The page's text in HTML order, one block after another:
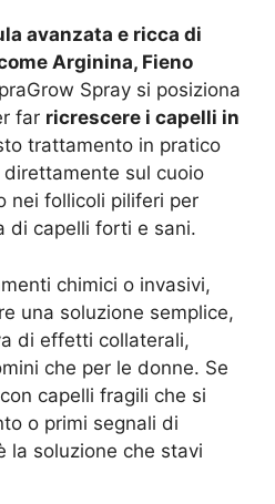
avanzata e ricca di
Arginina, Fieno
Spray si posiziona
far ricrescere i capelli in
trattamento in pratico
sul cuoio
nei follicoli piliferi per
di capelli forti e sani.
chimici o invasivi,
una soluzione semplice,
di effetti collaterali,
che per le donne. Se
capelli fragili che si
o primi segnali di
la soluzione che stavi